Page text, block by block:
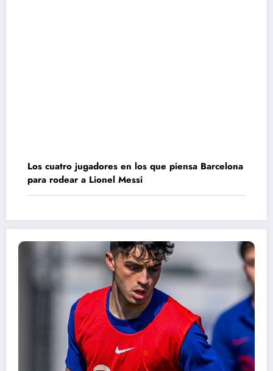
Los cuatro jugadores en los que piensa Barcelona
para rodear a Lionel Messi